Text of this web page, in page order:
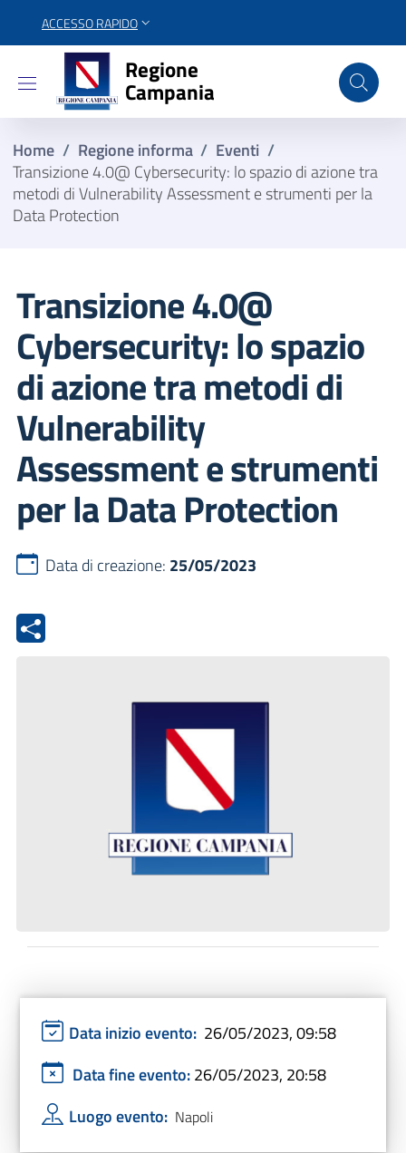
ACCESSO RAPIDO
Regione Campania
Regione
Campania
Home / Regione informa / Eventi /
Transizione 4.0@ Cybersecurity: lo spazio di azione tra
metodi di Vulnerability Assessment e strumenti per la
Data Protection
Transizione 4.0@
Cybersecurity: lo spazio
di azione tra metodi di
Vulnerability
Assessment e strumenti
per la Data Protection
Data di creazione: 25/05/2023
Data inizio evento: 26/05/2023, 09:58
Data fine evento:26/05/2023, 20:58
Luogo evento: Napoli